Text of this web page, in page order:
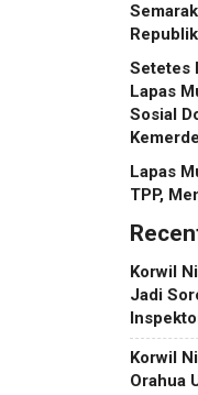
Setetes
Lapas
Sosial
Lapas
TPP,
Korwil
Jadi
Korwil
Orahua